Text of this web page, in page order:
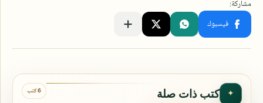
✦ كتب ذات صلة 6 كتب